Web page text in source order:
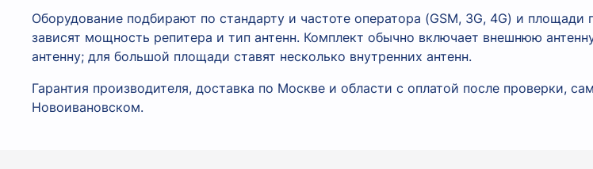
Оборудование подбирают по стандарту и частоте оператора (GSM, 3G, 4G) и
зависят мощность репитера и тип антенн. Комплект обычно включает внешнюю
антенну; для большой площади ставят несколько внутренних антенн.
Гарантия производителя, доставка по Москве и области с оплатой после проверки,
Новоивановском.